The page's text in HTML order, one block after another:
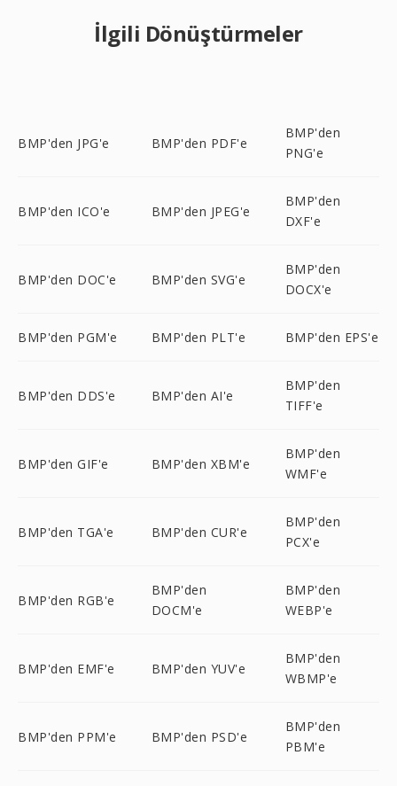
İlgili Dönüştürmeler
BMP'den JPG'e BMP'den PDF'e
BMP'den
PNG'e
BMP'den ICO'e BMP'den JPEG'e
BMP'den
DXF'e
BMP'den DOC'e BMP'den SVG'e
BMP'den
DOCX'e
BMP'den PGM'e BMP'den PLT'e BMP'den EPS'e
BMP'den DDS'e BMP'den AI'e
BMP'den
TIFF'e
BMP'den GIF'e BMP'den XBM'e
BMP'den
WMF'e
BMP'den TGA'e BMP'den CUR'e
BMP'den
PCX'e
BMP'den RGB'e
BMP'den
DOCM'e
BMP'den
WEBP'e
BMP'den EMF'e BMP'den YUV'e
BMP'den
WBMP'e
BMP'den PPM'e BMP'den PSD'e
BMP'den
PBM'e